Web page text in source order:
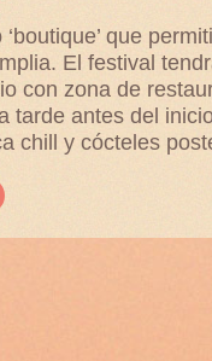
que
El festival
con zona de
tarde antes del
chill y cócteles